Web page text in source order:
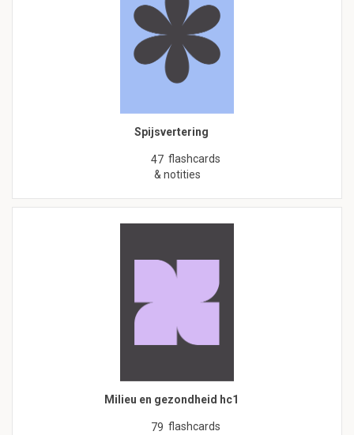
Spijsvertering
47 flashcards
& notities
Milieu en gezondheid hc1
79 flashcards